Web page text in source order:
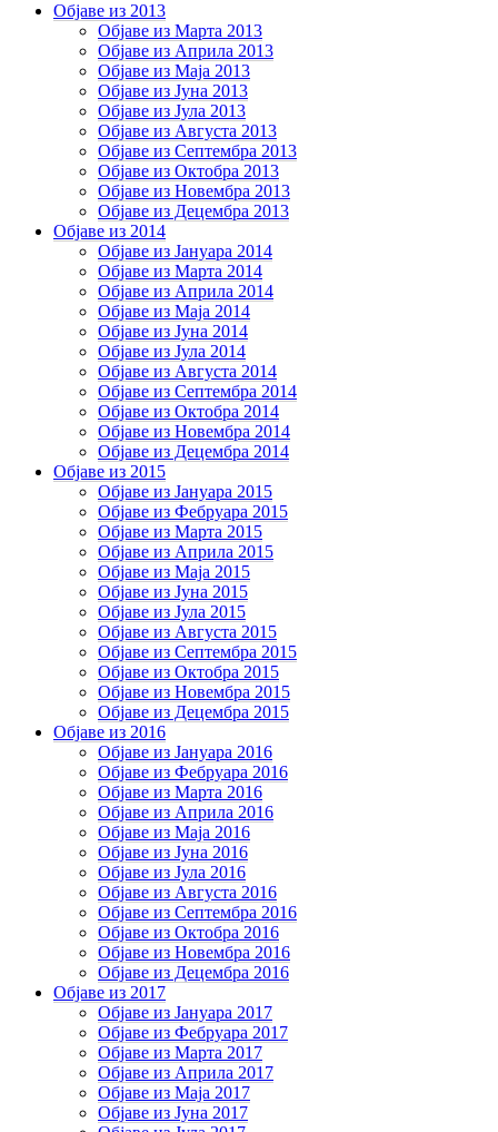
Објаве из 2013
Објаве из Марта 2013
Објаве из Априла 2013
Објаве из Маја 2013
Објаве из Јунa 2013
Објаве из Јула 2013
Објаве из Августа 2013
Објаве из Септембра 2013
Објаве из Октобра 2013
Објаве из Новембра 2013
Објаве из Децембра 2013
Објаве из 2014
Објаве из Јануара 2014
Објаве из Марта 2014
Објаве из Априла 2014
Објаве из Маја 2014
Објаве из Јуна 2014
Објаве из Јула 2014
Објаве из Августа 2014
Објаве из Септембра 2014
Објаве из Октобра 2014
Објаве из Новембра 2014
Објаве из Децембра 2014
Објаве из 2015
Објаве из Јануара 2015
Објаве из Фебруара 2015
Објаве из Марта 2015
Објаве из Априла 2015
Објаве из Маја 2015
Објаве из Јуна 2015
Објаве из Јула 2015
Објаве из Августа 2015
Објаве из Септембра 2015
Објаве из Октобра 2015
Објаве из Новембра 2015
Објаве из Децембра 2015
Објаве из 2016
Објаве из Јануара 2016
Објаве из Фебруара 2016
Објаве из Марта 2016
Објаве из Априла 2016
Објаве из Маја 2016
Објаве из Јуна 2016
Објаве из Јула 2016
Објаве из Августа 2016
Објаве из Септембра 2016
Објаве из Октобра 2016
Објаве из Новембра 2016
Објаве из Децембра 2016
Објаве из 2017
Објаве из Јануара 2017
Објаве из Фебруара 2017
Објаве из Марта 2017
Објаве из Априла 2017
Објаве из Маја 2017
Објаве из Јуна 2017